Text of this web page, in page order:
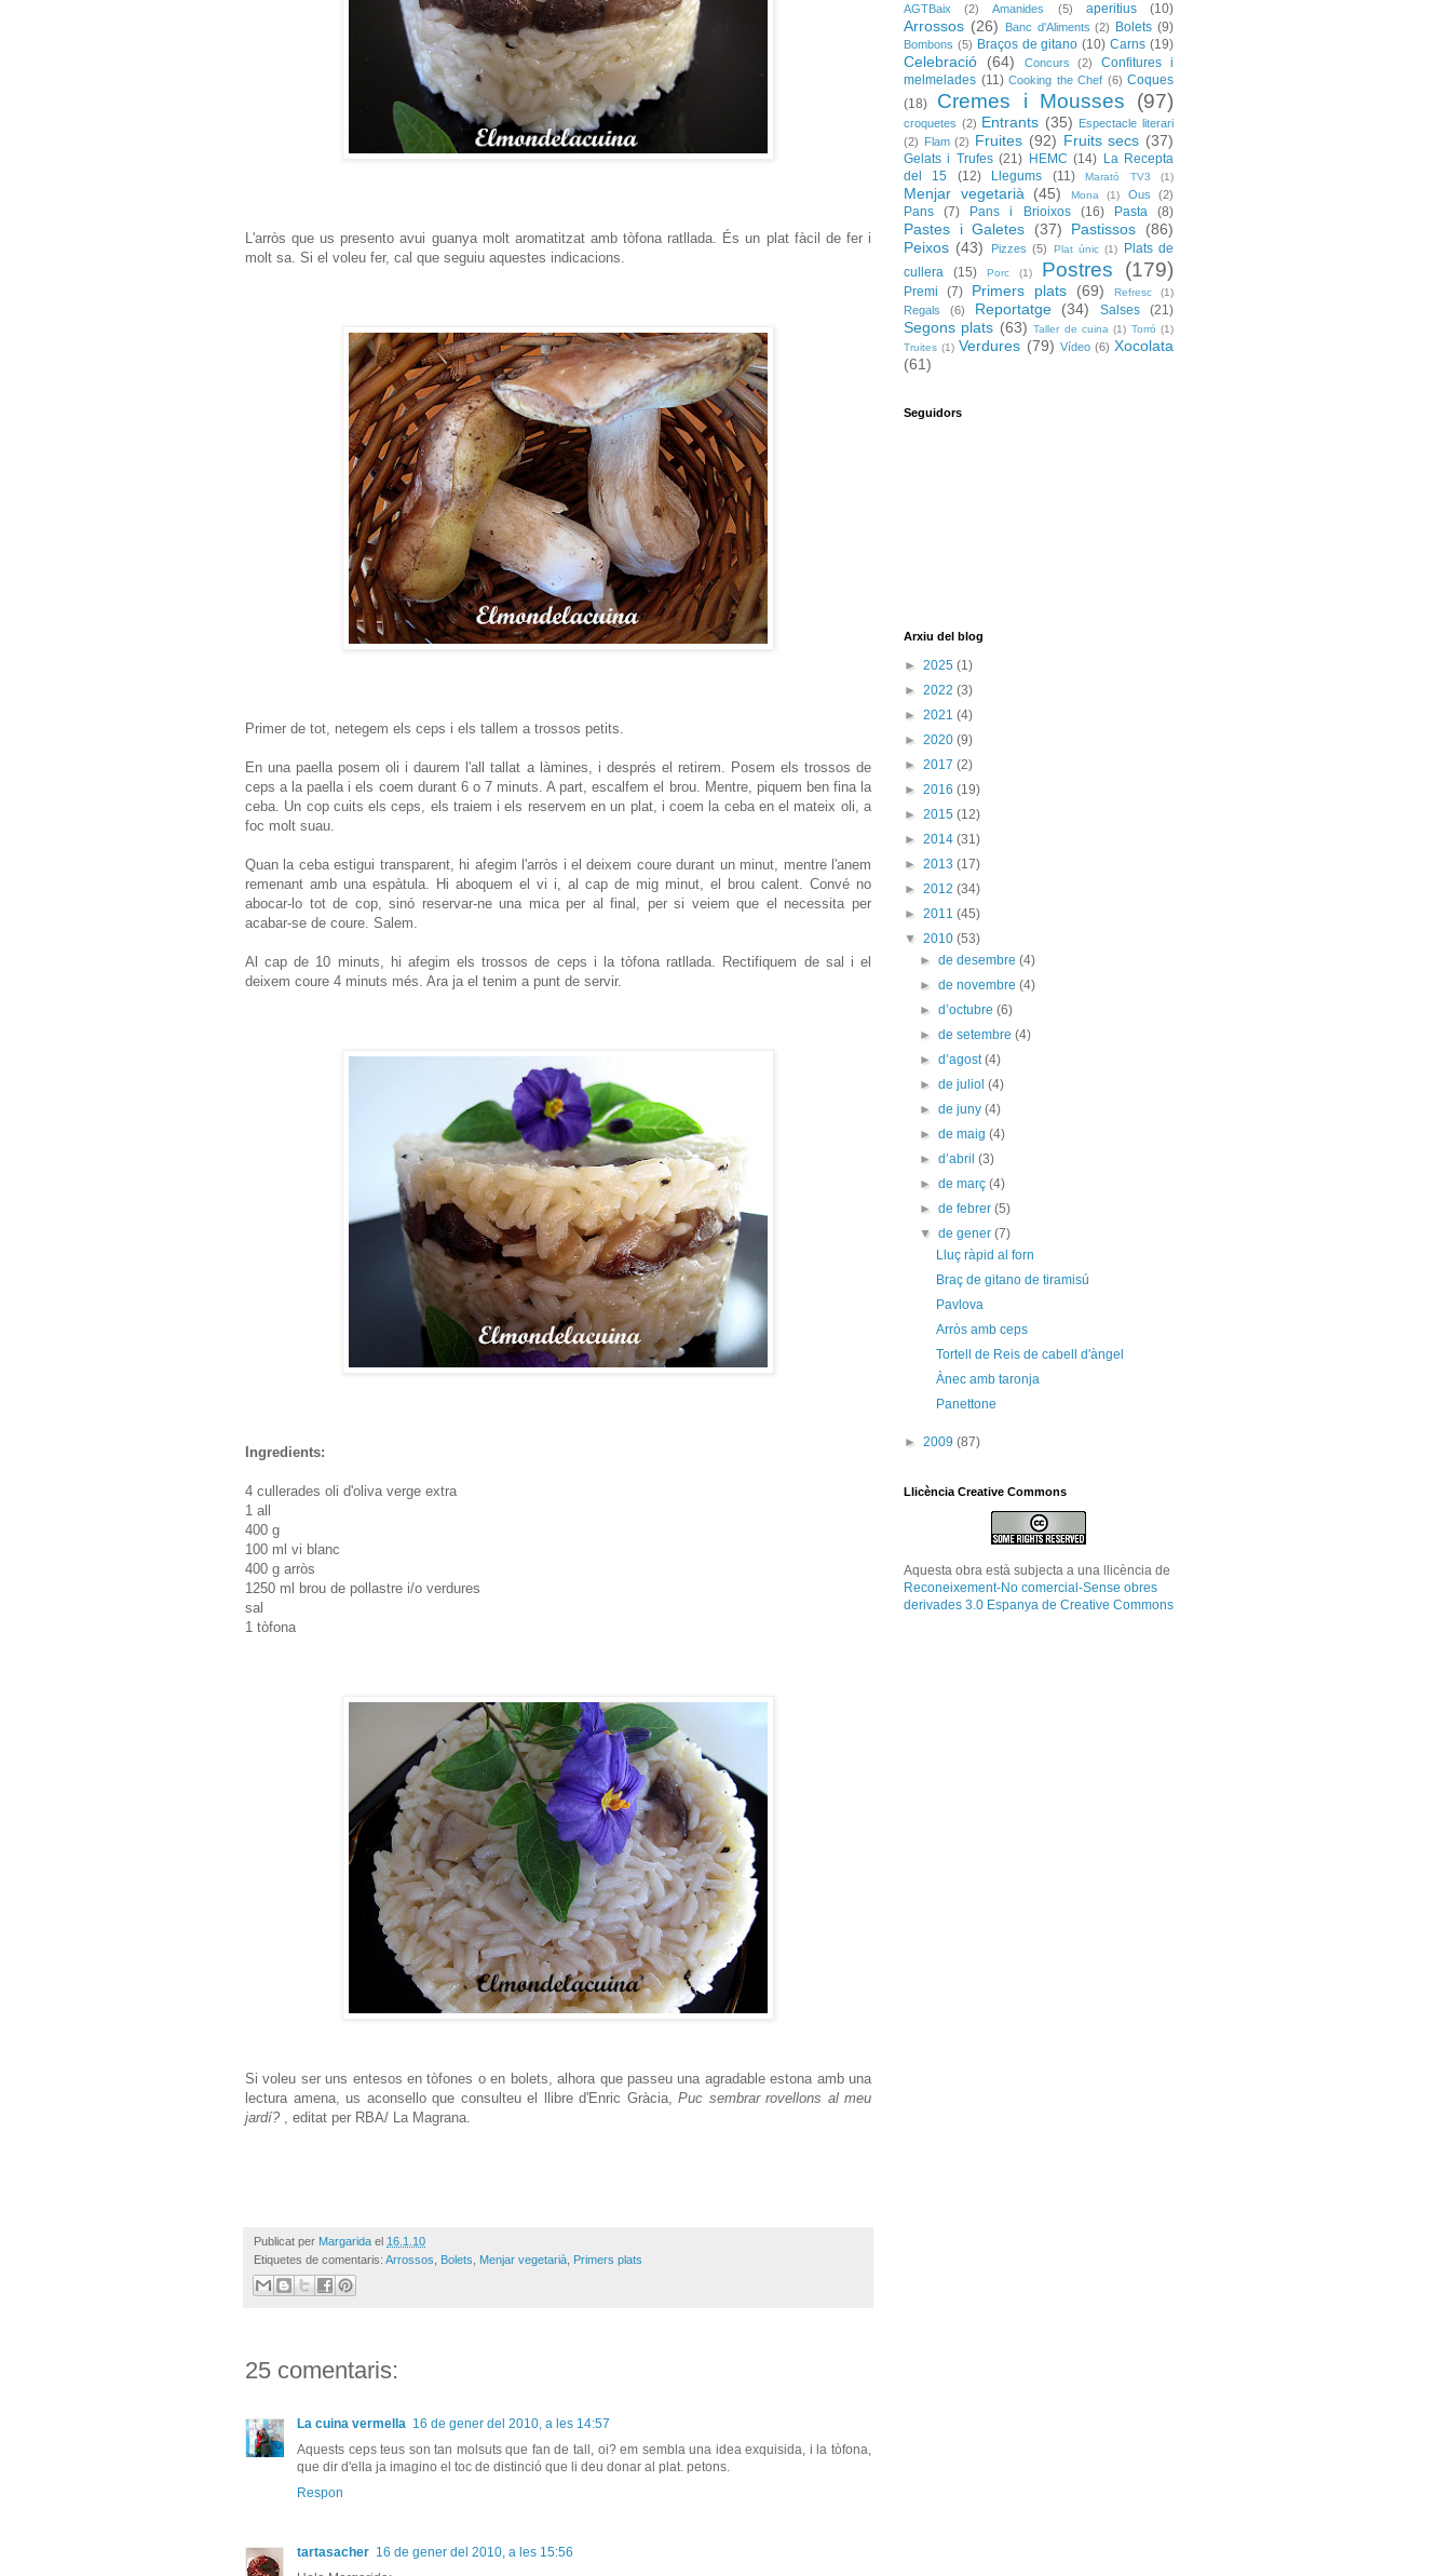
L'arròs que us presento avui guanya molt aromatitzat amb tòfona ratllada. És un plat fàcil de fer i
molt sa. Si el voleu fer, cal que seguiu aquestes indicacions.
Primer de tot, netegem els ceps i els tallem a trossos petits.
En una paella posem oli i daurem l'all tallat a làmines, i després el retirem. Posem els trossos de
ceps a la paella i els coem durant 6 o 7 minuts. A part, escalfem el brou. Mentre, piquem ben fina la
ceba. Un cop cuits els ceps, els traiem i els reservem en un plat, i coem la ceba en el mateix oli, a
foc molt suau.
Quan la ceba estigui transparent, hi afegim l'arròs i el deixem coure durant un minut, mentre l'anem
remenant amb una espàtula. Hi aboquem el vi i, al cap de mig minut, el brou calent. Convé no
abocar-lo tot de cop, sinó reservar-ne una mica per al final, per si veiem que el necessita per
acabar-se de coure. Salem.
Al cap de 10 minuts, hi afegim els trossos de ceps i la tòfona ratllada. Rectifiquem de sal i el
deixem coure 4 minuts més. Ara ja el tenim a punt de servir.
Ingredients:
4 cullerades oli d'oliva verge extra
1 all
400 g
100 ml vi blanc
400 g arròs
1250 ml brou de pollastre i/o verdures
sal
1 tòfona
Si voleu ser uns entesos en tòfones o en bolets, alhora que passeu una agradable estona amb una
lectura amena, us aconsello que consulteu el llibre d'Enric Gràcia, Puc sembrar rovellons al meu
jardí? , editat per RBA/ La Magrana.
Publicat per Margarida el 16.1.10
Etiquetes de comentaris: Arrossos Bolets Menjar vegetarià Primers plats
25 comentaris:
La cuina vermella 16 de gener del 2010, a les 14:57
Aquests ceps teus son tan molsuts que fan de tall, oi? em sembla una idea exquisida, i la tòfona,
que dir d'ella ja imagino el toc de distinció que li deu donar al plat. petons.
Respon
tartasacher 16 de gener del 2010, a les 15:56
AGTBaix (2) Amanides (5) aperitius (10)
Arrossos (26) Banc d'Aliments (2) Bolets (9)
Bombons (5) Braços de gitano (10) Carns (19)
Celebració (64) Concurs (2)
Confitures i
melmelades (11) Cooking the Chef (6) Coques
(18)
Cremes i Mousses (97)
croquetes (2) Entrants (35)
Espectacle literari
(2)
Flam (2) Fruites (92) Fruits secs (37)
Gelats i Trufes (21) HEMC (14) La Recepta
del 15
(12) Llegums (11) Marató TV3 (1)
Menjar vegetarià (45) Mona (1) Ous (2)
Pans (7) Pans i Brioixos (16) Pasta (8)
Pastes i Galetes (37) Pastissos
(86)
Peixos (43) Pizzes (5) Plat únic (1)
Plats de
cullera
(15) Porc (1) Postres (179)
Premi (7) Primers plats (69) Refresc (1)
Regals (6) Reportatge (34) Salses (21)
Segons plats (63) Taller de cuina (1) Torró (1)
Truites (1) Verdures (79) Vídeo (6) Xocolata
(61)
Seguidors
Arxiu del blog
► 2025 (1)
► 2022 (3)
► 2021 (4)
► 2020 (9)
► 2017 (2)
► 2016 (19)
► 2015 (12)
► 2014 (31)
► 2013 (17)
► 2012 (34)
► 2011 (45)
▼ 2010 (53)
►de desembre(4)
►de novembre(4)
►d’octubre(6)
►de setembre(4)
►d’agost(4)
►de juliol(4)
►de juny(4)
►de maig(4)
►d’abril(3)
►de març(4)
►de febrer(5)
▼de gener(7)
Lluç ràpid al forn
Braç de gitano de tiramisú
Pavlova
Arròs amb ceps
Tortell de Reis de cabell d'àngel
Ànec amb taronja
Panettone
► 2009 (87)
Llicència Creative Commons
Aquesta obra està subjecta a una llicència de
Reconeixement-No comercial-Sense obres
derivades 3.0 Espanya de Creative Commons